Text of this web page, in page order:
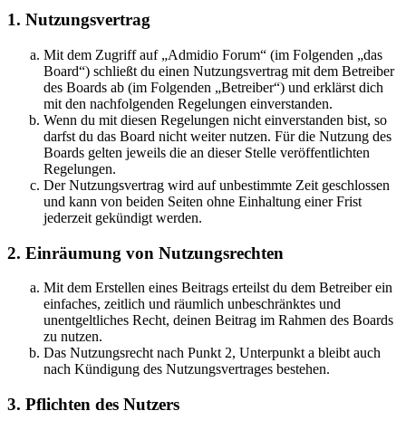
1. Nutzungsvertrag
Mit dem Zugriff auf „Admidio Forum“ (im Folgenden „das
Board“) schließt du einen Nutzungsvertrag mit dem Betreiber
des Boards ab (im Folgenden „Betreiber“) und erklärst dich
mit den nachfolgenden Regelungen einverstanden.
Wenn du mit diesen Regelungen nicht einverstanden bist, so
darfst du das Board nicht weiter nutzen. Für die Nutzung des
Boards gelten jeweils die an dieser Stelle veröffentlichten
Regelungen.
Der Nutzungsvertrag wird auf unbestimmte Zeit geschlossen
und kann von beiden Seiten ohne Einhaltung einer Frist
jederzeit gekündigt werden.
2. Einräumung von Nutzungsrechten
Mit dem Erstellen eines Beitrags erteilst du dem Betreiber ein
einfaches, zeitlich und räumlich unbeschränktes und
unentgeltliches Recht, deinen Beitrag im Rahmen des Boards
zu nutzen.
Das Nutzungsrecht nach Punkt 2, Unterpunkt a bleibt auch
nach Kündigung des Nutzungsvertrages bestehen.
3. Pflichten des Nutzers